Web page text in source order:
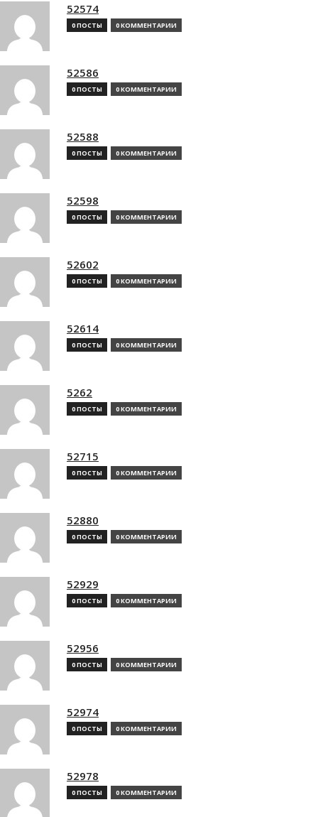
52574
0 ПОСТЫ 0 КОММЕНТАРИИ
52586
0 ПОСТЫ 0 КОММЕНТАРИИ
52588
0 ПОСТЫ 0 КОММЕНТАРИИ
52598
0 ПОСТЫ 0 КОММЕНТАРИИ
52602
0 ПОСТЫ 0 КОММЕНТАРИИ
52614
0 ПОСТЫ 0 КОММЕНТАРИИ
5262
0 ПОСТЫ 0 КОММЕНТАРИИ
52715
0 ПОСТЫ 0 КОММЕНТАРИИ
52880
0 ПОСТЫ 0 КОММЕНТАРИИ
52929
0 ПОСТЫ 0 КОММЕНТАРИИ
52956
0 ПОСТЫ 0 КОММЕНТАРИИ
52974
0 ПОСТЫ 0 КОММЕНТАРИИ
52978
0 ПОСТЫ 0 КОММЕНТАРИИ